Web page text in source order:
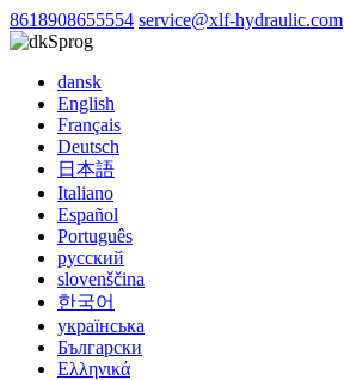
8618908655554 service@xlf-hydraulic.com
Sprog
dansk
English
Français
Deutsch
日本語
Italiano
Español
Português
русский
slovenščina
한국어
українська
Български
Ελληνικά